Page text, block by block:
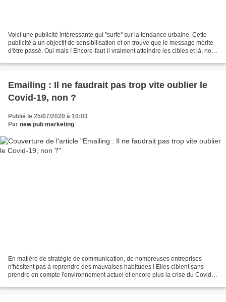
Voici une publicité intéressante qui "surfe" sur la tendance urbaine. Cette
publicité a un objectif de sensibilisation et on trouve que le message mérite
d'être passé. Oui mais ! Encore-faut-il vraiment atteindre les cibles et là, nous
Emailing : Il ne faudrait pas trop vite oublier le
Covid-19, non ?
Publié le 25/07/2020 à 10:03
Par new pub marketing
En matière de stratégie de communication, de nombreuses entreprises
n'hésitent pas à reprendre des mauvaises habitudes ! Elles ciblent sans
prendre en compte l'environnement actuel et encore plus la crise du Covid-